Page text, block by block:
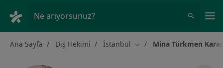
Ne arıyorsunuz?
Ana Sayfa Diş Hekimi İstanbul Şehir değiştir
Mina Türkmen